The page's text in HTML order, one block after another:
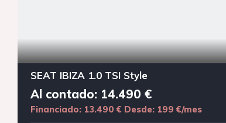
SEAT IBIZA 1.0 TSI Style
Al contado: 14.490 €
Financiado: 13.490 € Desde: 199 €/mes